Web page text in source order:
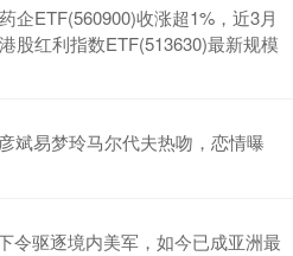
企ETF(560900)收涨超1%，近3月
股红利指数ETF(513630)最新规模
斌易梦玲马尔代夫热吻，恋情曝
令驱逐境内美军，如今已成亚洲最